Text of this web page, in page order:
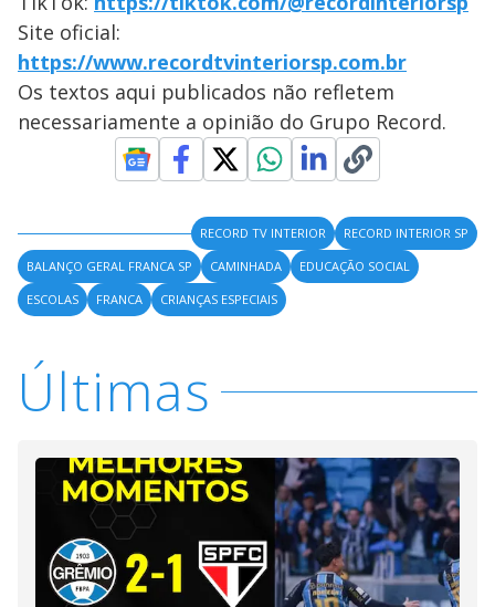
Site oficial:
https://www.recordtvinteriorsp.com.br
Os textos aqui publicados não refletem
necessariamente a opinião do Grupo Record.
RECORD TV INTERIOR
RECORD INTERIOR SP
BALANÇO GERAL FRANCA SP
CAMINHADA
EDUCAÇÃO SOCIAL
ESCOLAS
FRANCA CRIANÇAS ESPECIAIS
Últimas